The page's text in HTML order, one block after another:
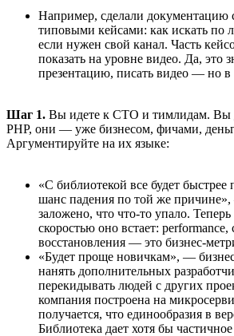
Например, сделали документацию
типовыми кейсами: как искать по
если нужен свой канал. Часть
показать на уровне видео. Да, это
презентацию, писать видео — но в
Шаг 1. Вы идете к CTO и тимлидам. Вы
PHP, они — уже бизнесом, фичами,
Аргументируйте на их языке:
«С библиотекой все будет
шанс падения по той же
заложено, что что-то упало.
скоростью оно встает: performance,
восстановления — это бизнес-
«Будет проще новичкам», —
нанять дополнительных
перекидывать людей с других
компания построена на
получается, что единообразия в
Библиотека дает хотя бы